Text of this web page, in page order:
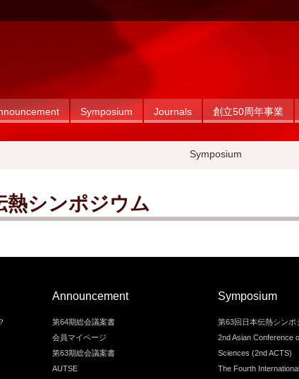
Symposium Journals 創立50周年事業
Symposium
熱シンポジウム
Announcement
第64期総会議案書
会員マイページ
第63期総会議案書
AUTSE
Symposium
第63回日本伝熱シンポ
2nd Asian Conference
Sciences (2nd ACTS)
The Fourth